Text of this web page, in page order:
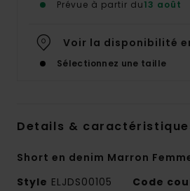
Prévue à partir du13 août
Voir la disponibilité
Sélectionnez une taille
Details &
Short en denim Marron
Style ELJDS00105 Code